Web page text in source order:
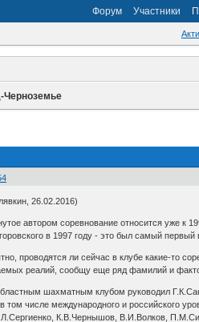
Форум Участники
Черноземье
26.02.2016)
автором соревнование относится уже к
в 1997 году - это был самый
проводятся ли сейчас в клубе какие-то
реалий, сообщу еще ряд фамилий и
шахматным клубом руководил
том числе международного и российского
К.В.Чернышов, В.И.Волков,